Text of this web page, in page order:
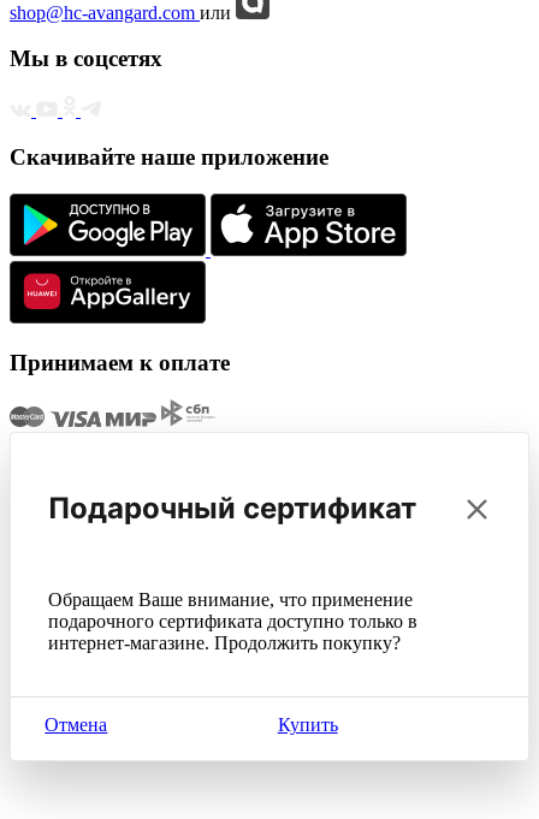
shop@hc-avangard.com или
Мы в соцсетях
Скачивайте наше приложение
Принимаем к оплате
Подарочный сертификат
Обращаем Ваше внимание, что применение
подарочного сертификата доступно только в
интернет-магазине. Продолжить покупку?
Отмена Купить